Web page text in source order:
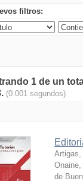
filtros:
1 de un
(0.001 segundos)
Artigas,
de